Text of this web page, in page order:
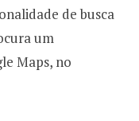
de busca
um
Maps, no